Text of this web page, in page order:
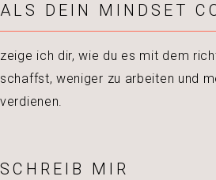
ALS DEIN MINDSET
zeige ich dir, wie du es mit dem
schaffst, weniger zu arbeiten und
verdienen.
SCHREIB MIR